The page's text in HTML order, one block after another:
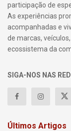
participação de
As experiências
acompanhadas e
de marcas,
ecossistema da
SIGA-NOS NAS
Últimos Artigos